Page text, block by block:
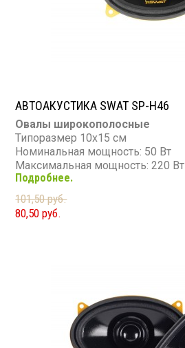
АВТОАКУСТИКА SWAT SP-H46
Овалы широкополосные
Типоразмер 10х15 см
Номинальная мощность: 50 Вт
Максимальная мощность: 220 Вт
Диапазон частот: 110 - 16 000 Гц
Чувствительность: 88 дБ
Сопротивление: 4 Ом
Подробнее.
101,50 руб.
80,50 руб.